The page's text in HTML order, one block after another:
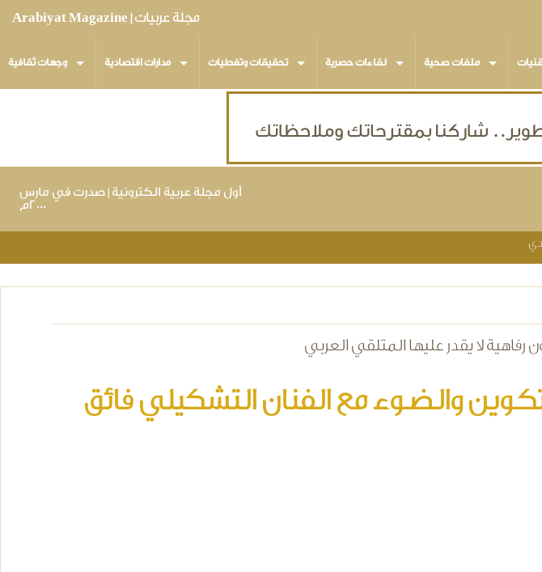
مجلة عربيات | Arabiyat Magazine
وجهات ثقافية مدارات اقتصادية تحقيقات وتغطيات لقاءات حصرية ملفات صحية
أول مجلة عربية الكترونية | صدرت في مارس
٢٠٠٠م
لا يقدر عليها المتلقي العربي
والضوء مع الفنان التشكيلي فائق